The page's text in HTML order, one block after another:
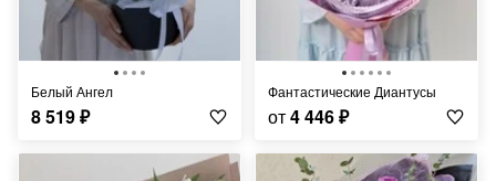
Белый Ангел
8 519₽
Фантастические Диантусы
от4 446₽